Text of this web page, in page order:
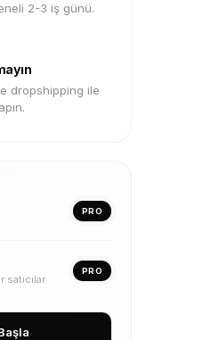
2-3 iş günü.
dropshipping ile
PRO
PRO